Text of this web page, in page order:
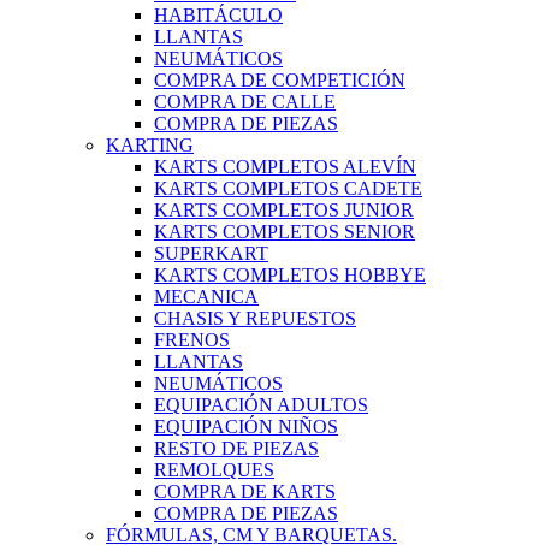
HABITÁCULO
LLANTAS
NEUMÁTICOS
COMPRA DE COMPETICIÓN
COMPRA DE CALLE
COMPRA DE PIEZAS
KARTING
KARTS COMPLETOS ALEVÍN
KARTS COMPLETOS CADETE
KARTS COMPLETOS JUNIOR
KARTS COMPLETOS SENIOR
SUPERKART
KARTS COMPLETOS HOBBYE
MECANICA
CHASIS Y REPUESTOS
FRENOS
LLANTAS
NEUMÁTICOS
EQUIPACIÓN ADULTOS
EQUIPACIÓN NIÑOS
RESTO DE PIEZAS
REMOLQUES
COMPRA DE KARTS
COMPRA DE PIEZAS
FÓRMULAS, CM Y BARQUETAS.